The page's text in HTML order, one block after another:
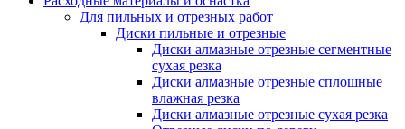
Для пильных и отрезных работ
Диски пильные и отрезные
Диски алмазные отрезные сегментные
сухая резка
Диски алмазные отрезные сплошные
влажная резка
Диски алмазные отрезные сухая резка